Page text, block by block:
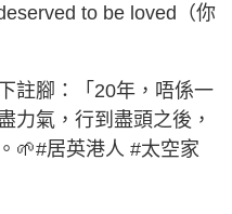
to be loved（你
註腳：「20年，唔係一
力氣，行到盡頭之後，
🌱#居英港人 #太空家